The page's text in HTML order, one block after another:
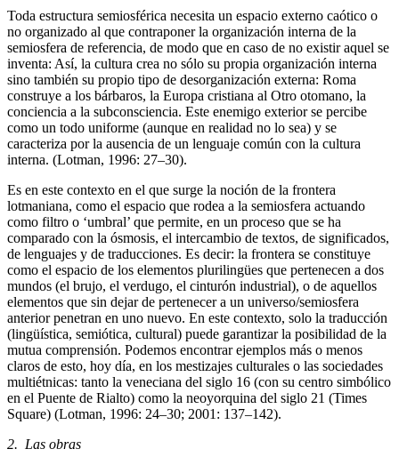
Toda estructura semiosférica necesita un espacio externo caótico o
no organizado al que contraponer la organización interna de la
semiosfera de referencia, de modo que en caso de no existir aquel se
inventa: Así, la cultura crea no sólo su propia organización interna
sino también su propio tipo de desorganización externa: Roma
construye a los bárbaros, la Europa cristiana al Otro otomano, la
conciencia a la subconsciencia. Este enemigo exterior se percibe
como un todo uniforme (aunque en realidad no lo sea) y se
caracteriza por la ausencia de un lenguaje común con la cultura
interna. (Lotman, 1996: 27–30).
Es en este contexto en el que surge la noción de la frontera
lotmaniana, como el espacio que rodea a la semiosfera actuando
como filtro o ‘umbral’ que permite, en un proceso que se ha
comparado con la ósmosis, el intercambio de textos, de significados,
de lenguajes y de traducciones. Es decir: la frontera se constituye
como el espacio de los elementos plurilingües que pertenecen a dos
mundos (el brujo, el verdugo, el cinturón industrial), o de aquellos
elementos que sin dejar de pertenecer a un universo/semiosfera
anterior penetran en uno nuevo. En este contexto, solo la traducción
(lingüística, semiótica, cultural) puede garantizar la posibilidad de la
mutua comprensión. Podemos encontrar ejemplos más o menos
claros de esto, hoy día, en los mestizajes culturales o las sociedades
multiétnicas: tanto la veneciana del siglo 16 (con su centro simbólico
en el Puente de Rialto) como la neoyorquina del siglo 21 (Times
Square) (Lotman, 1996: 24–30; 2001: 137–142).
2. Las obras